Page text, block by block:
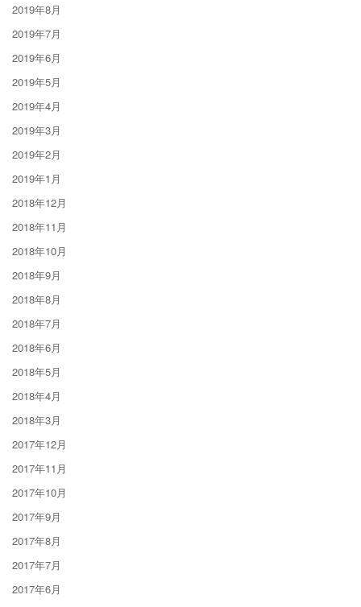
2019年8月
2019年7月
2019年6月
2019年5月
2019年4月
2019年3月
2019年2月
2019年1月
2018年12月
2018年11月
2018年10月
2018年9月
2018年8月
2018年7月
2018年6月
2018年5月
2018年4月
2018年3月
2017年12月
2017年11月
2017年10月
2017年9月
2017年8月
2017年7月
2017年6月